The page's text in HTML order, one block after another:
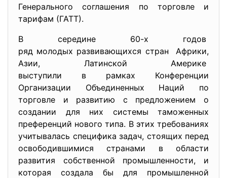
Генерального соглашения по торговле и
тарифам (ГАТТ).
В середине 60-х годов
ряд молодых развивающихся стран Африки,
Азии, Латинской Америке
выступили в рамках Конференции
Организации Объединенных Наций по
торговле и развитию с предложением о
создании для них системы таможенных
преференций нового типа. В этих требованиях
учитывалась специфика задач, стоящих перед
освободившимися странами в области
развития собственной промышленности, и
которая создала бы для промышленной